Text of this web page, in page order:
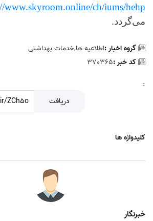
www.skyroom.online/ch/iums/hehp
می‌گردد.
گروه اخبار :اطلاعیه ها,خدمات بهداشتی
کد خبر :370365
:
دریافت
کلیدواژه ها
خبرنگار